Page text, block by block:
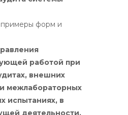
примеры форм и
работой при
внешних
межлабораторных
испытаниях, в
деятельности,